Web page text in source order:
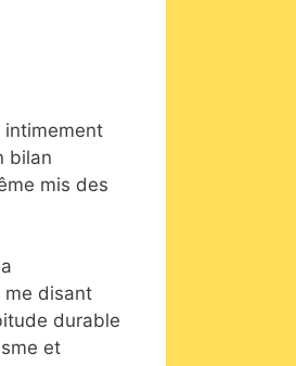
intimement
bilan
mis des
me disant
durable
et